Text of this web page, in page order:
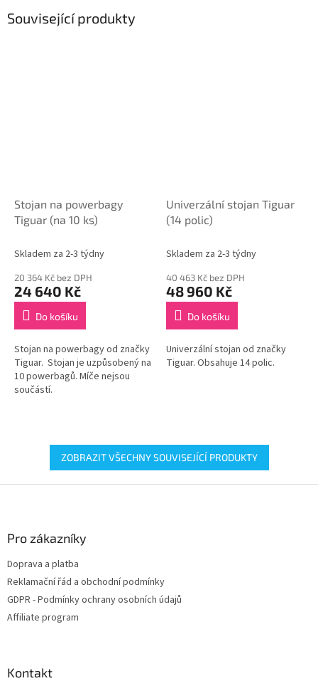
Související produkty
Stojan na powerbagy
Tiguar (na 10 ks)
Skladem za 2-3 týdny
20 364 Kč bez DPH
24 640 Kč
Do košíku
Stojan na powerbagy od značky
Tiguar. Stojan je uzpůsobený na
10 powerbagů. Míče nejsou
součástí.
Univerzální stojan Tiguar
(14 polic)
Skladem za 2-3 týdny
40 463 Kč bez DPH
48 960 Kč
Do košíku
Univerzální stojan od značky
Tiguar. Obsahuje 14 polic.
ZOBRAZIT VŠECHNY SOUVISEJÍCÍ PRODUKTY
Pro zákazníky
Doprava a platba
Reklamační řád a obchodní podmínky
GDPR - Podmínky ochrany osobních údajů
Affiliate program
Kontakt